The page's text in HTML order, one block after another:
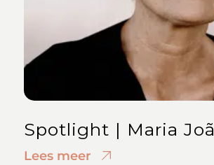
Spotlight | Maria
Lees meer